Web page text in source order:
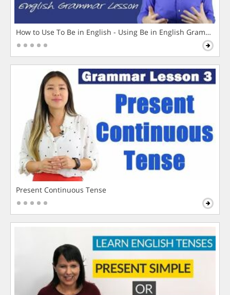
How to Use To Be in English - Using Be in English Grammar
Present Continuous Tense